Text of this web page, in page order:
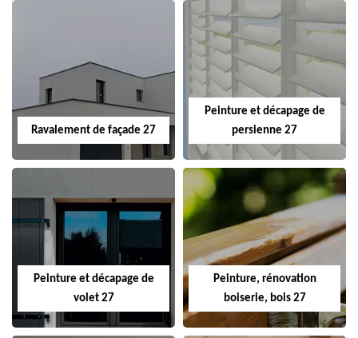
Ravalement de façade 27
Peinture et décapage de
persienne 27
Peinture et décapage de
volet 27
Peinture, rénovation
boiserie, bois 27